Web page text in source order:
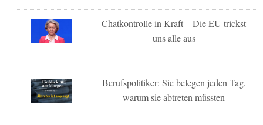
Chatkontrolle in Kraft – Die EU trickst
uns alle aus
Berufspolitiker: Sie belegen jeden Tag,
warum sie abtreten müssten